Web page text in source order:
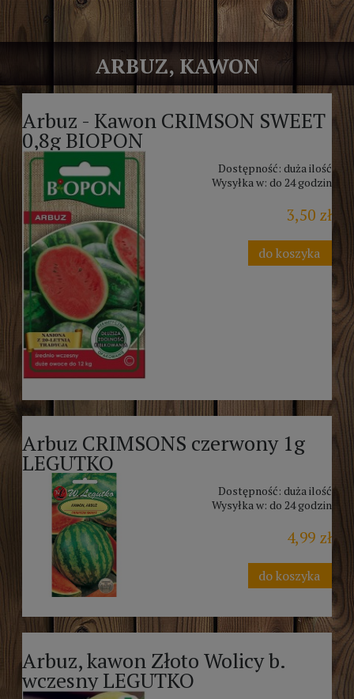
ARBUZ, KAWON
Arbuz - Kawon CRIMSON SWEET
0,8g BIOPON
Dostępność: duża ilość
Wysyłka w: do 24 godzin
3,50 zł
do koszyka
Arbuz CRIMSONS czerwony 1g
LEGUTKO
Dostępność: duża ilość
Wysyłka w: do 24 godzin
4,99 zł
do koszyka
Arbuz, kawon Złoto Wolicy b.
wczesny LEGUTKO